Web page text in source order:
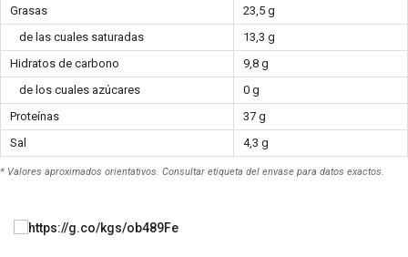
Grasas
23,5 g
de las cuales saturadas
13,3 g
Hidratos de carbono
9,8 g
de los cuales azúcares
0 g
Proteínas
37 g
Sal
4,3 g
* Valores aproximados orientativos. Consultar etiqueta del envase para datos exactos.